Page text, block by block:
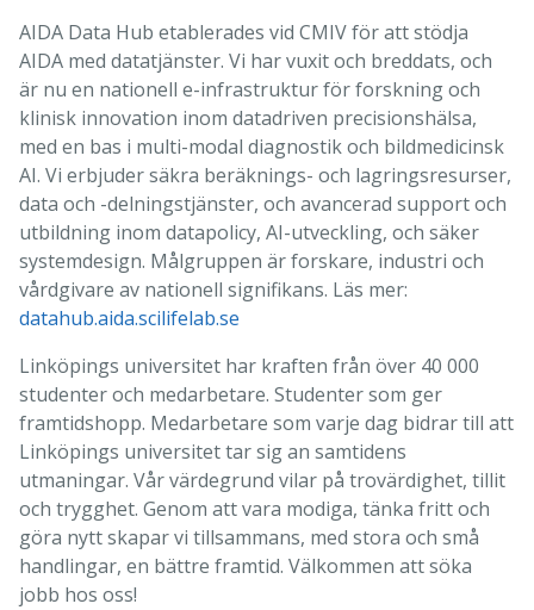
AIDA Data Hub etablerades vid CMIV för att stödja
AIDA med datatjänster. Vi har vuxit och breddats, och
är nu en nationell e-infrastruktur för forskning och
klinisk innovation inom datadriven precisionshälsa,
med en bas i multi-modal diagnostik och bildmedicinsk
AI. Vi erbjuder säkra beräknings- och lagringsresurser,
data och -delningstjänster, och avancerad support och
utbildning inom datapolicy, AI-utveckling, och säker
systemdesign. Målgruppen är forskare, industri och
vårdgivare av nationell signifikans. Läs mer:
datahub.aida.scilifelab.se
Linköpings universitet har kraften från över 40 000
studenter och medarbetare. Studenter som ger
framtidshopp. Medarbetare som varje dag bidrar till att
Linköpings universitet tar sig an samtidens
utmaningar. Vår värdegrund vilar på trovärdighet, tillit
och trygghet. Genom att vara modiga, tänka fritt och
göra nytt skapar vi tillsammans, med stora och små
handlingar, en bättre framtid. Välkommen att söka
jobb hos oss!